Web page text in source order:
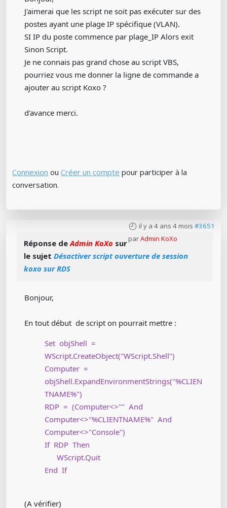
J'aimerai que les script ne soit pas exécuter sur des
postes ayant une plage IP spécifique (VLAN).
SI IP du poste commence par plage_IP Alors exit
Sinon Script.
Je ne connais pas grand chose au script VBS,
pourriez vous me donner la ligne de commande a
ajouter au script Koxo ?
d'avance merci.
Connexion ou Créer un compte pour participer à la
conversation.
il y a 4 ans 4 mois #3651
parAdmin KoXo
Réponse deAdmin KoXo sur
le sujet Désactiver script ouverture de session
koxo sur RDS
Bonjour,
En tout début de script on pourrait mettre :
Set objShell =
WScript.CreateObject("WScript.Shell")
Computer =
objShell.ExpandEnvironmentStrings("%CLIEN
TNAME%")
RDP = (Computer<>"" And
Computer<>"%CLIENTNAME%" And
Computer<>"Console")
If RDP Then
WScript.Quit
End If
(A vérifier)